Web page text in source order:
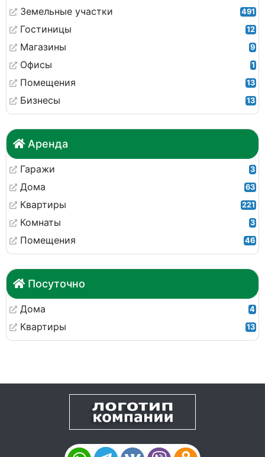
Земельные участки 491
Гостиницы 12
Магазины 9
Офисы 1
Помещения 13
Бизнесы 13
Аренда
Гаражи 3
Дома 63
Квартиры 221
Комнаты 3
Помещения 46
Посуточно
Дома 4
Квартиры 13